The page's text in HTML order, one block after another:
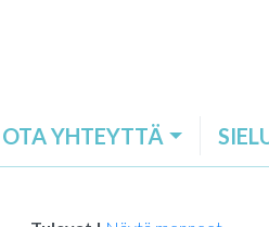
OTA YHTEYTTÄ